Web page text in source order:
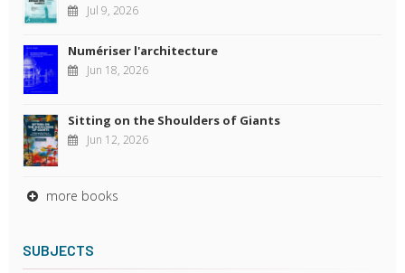
Jul 9, 2026
Numériser l'architecture
Jun 18, 2026
Sitting on the Shoulders of Giants
Jun 12, 2026
more books
SUBJECTS